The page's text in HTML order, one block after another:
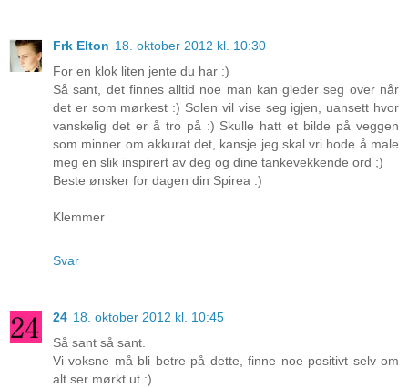
Frk Elton 18. oktober 2012 kl. 10:30
For en klok liten jente du har :)
Så sant, det finnes alltid noe man kan gleder seg over når
det er som mørkest :) Solen vil vise seg igjen, uansett hvor
vanskelig det er å tro på :) Skulle hatt et bilde på veggen
som minner om akkurat det, kansje jeg skal vri hode å male
meg en slik inspirert av deg og dine tankevekkende ord ;)
Beste ønsker for dagen din Spirea :)
Klemmer
Svar
24 18. oktober 2012 kl. 10:45
Så sant så sant.
Vi voksne må bli betre på dette, finne noe positivt selv om
alt ser mørkt ut :)